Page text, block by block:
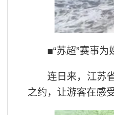
■“苏超”赛事
连日来，江苏
之约，让游客在感